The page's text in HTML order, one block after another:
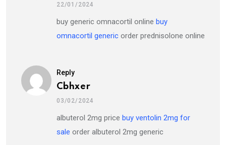
22/01/2024
buy generic omnacortil online buy
omnacortil generic order prednisolone online
Reply
Cbhxer
03/02/2024
albuterol 2mg price buy ventolin 2mg for
sale order albuterol 2mg generic